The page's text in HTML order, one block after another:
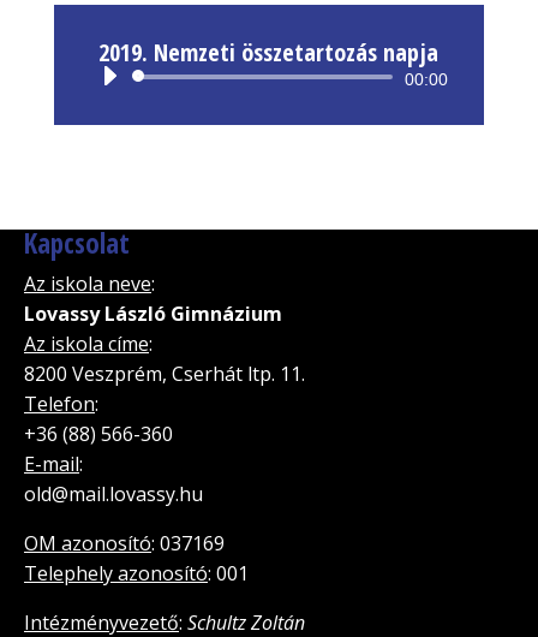
2019. Nemzeti összetartozás napja
Audió
00:00
Kapcsolat
Az iskola neve:
Lovassy László Gimnázium
Az iskola címe:
8200 Veszprém, Cserhát ltp. 11.
Telefon:
+36 (88) 566-360
E-mail:
old@mail.lovassy.hu
OM azonosító: 037169
Telephely azonosító: 001
Intézményvezető: Schultz Zoltán